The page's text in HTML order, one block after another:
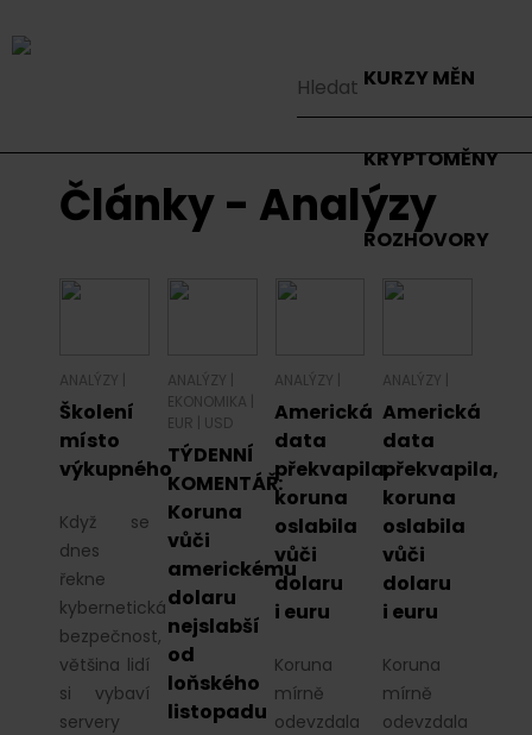
KURZY MĚN
KRYPTOMĚNY
ROZHOVORY
Články - Analýzy
ANALÝZY
Školení
místo
výkupného
Když se
dnes
řekne
kybernetická
bezpečnost,
většina lidí
si vybaví
servery
ANALÝZY
EKONOMIKA
EUR
USD
TÝDENNÍ
KOMENTÁŘ:
Koruna
vůči
americkému
dolaru
nejslabší
od
loňského
listopadu
ANALÝZY
Americká
data
překvapila,
koruna
oslabila
vůči
dolaru
i euru
Koruna
mírně
odevzdala
ANALÝZY
Americká
data
překvapila,
koruna
oslabila
vůči
dolaru
i euru
Koruna
mírně
odevzdala